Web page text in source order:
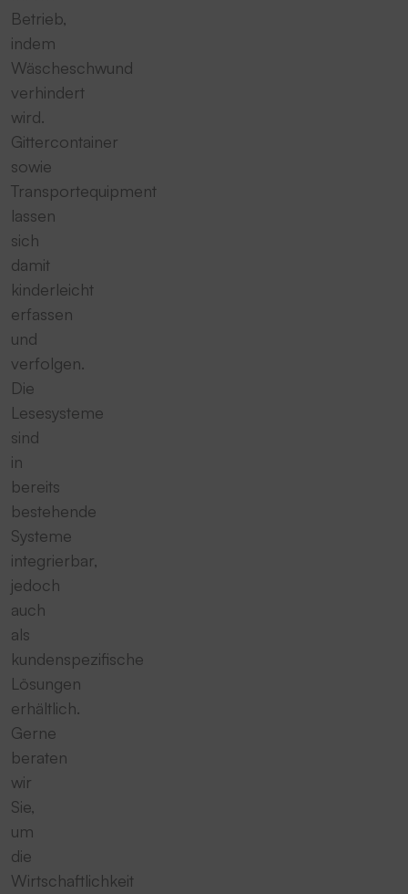
Betrieb,
indem
Wäscheschwund
verhindert
wird.
Gittercontainer
sowie
Transportequipment
lassen
sich
damit
kinderleicht
erfassen
und
verfolgen.
Die
Lesesysteme
sind
in
bereits
bestehende
Systeme
integrierbar,
jedoch
auch
als
kundenspezifische
Lösungen
erhältlich.
Gerne
beraten
wir
Sie,
um
die
Wirtschaftlichkeit